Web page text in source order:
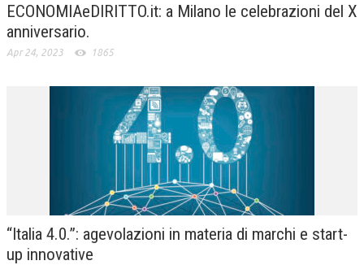
ECONOMIAeDIRITTO.it: a Milano le celebrazioni del X
anniversario.
Apr 24, 2023 1865
“Italia 4.0.”: agevolazioni in materia di marchi e start-
up innovative